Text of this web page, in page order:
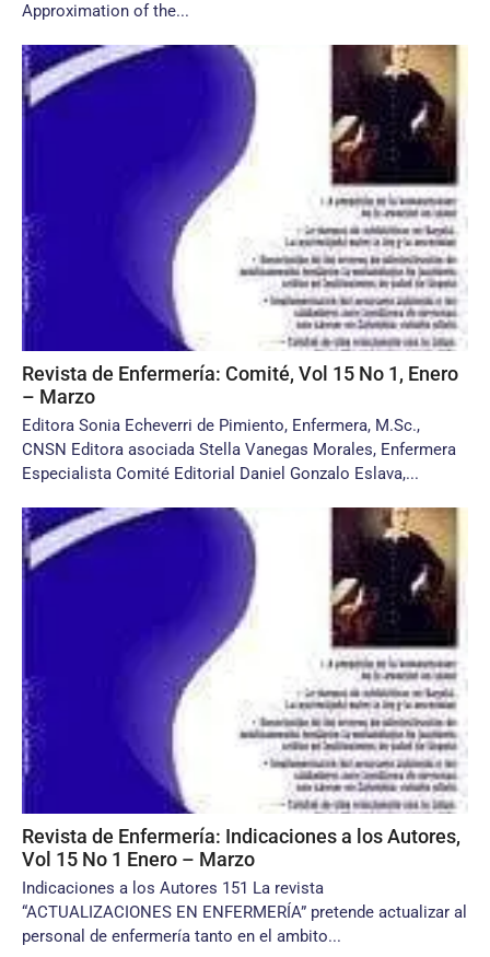
Approximation of the...
Revista de Enfermería: Comité, Vol 15 No 1, Enero
– Marzo
Editora Sonia Echeverri de Pimiento, Enfermera, M.Sc.,
CNSN Editora asociada Stella Vanegas Morales, Enfermera
Especialista Comité Editorial Daniel Gonzalo Eslava,...
Revista de Enfermería: Indicaciones a los Autores,
Vol 15 No 1 Enero – Marzo
Indicaciones a los Autores 151 La revista
“ACTUALIZACIONES EN ENFERMERÍA” pretende actualizar al
personal de enfermería tanto en el ambito...